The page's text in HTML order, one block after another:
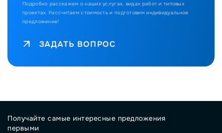
Подробно расскажем о наших услугах, видах работ и типовых
проектах. Рассчитаем стоимость и подготовим индивидуальное
предложение!
ЗАДАТЬ ВОПРОС
Получайте самые интересные предложения
первыми